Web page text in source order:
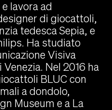
lavora ad
di giocattoli,
tedesca Sepia, e
Ha studiato
Visiva
Nel 2016 ha
BLUC con
a dondolo,
Museum e a La